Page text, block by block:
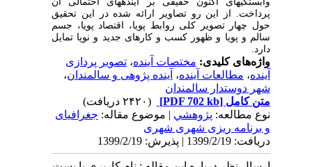
پرداخت. از این رو تصاویر ارائه شده در این تحقیق
حول چهار تصویر کلی روابط پویا، اقتصاد پویا، جسم
سالم و پویا و ظهور کسب و کارهای جدید و نوپا تمایل
دارد.
واژه‌های کلیدی: مختصات آینده،تصویر پردازی
آینده، مطالعات آینده، آینده پژوهی و سالمندان،
شهر دوستدار سالمندان
متن کامل [PDF 702 kb]
(۲۴۲۰ دریافت)
نوع مطالعه: پژوهشي | موضوع مقاله: جغرافیای
و برنامه ریزی شهری شهری
دریافت: 1399/2/19 | پذیرش: 1399/2/19